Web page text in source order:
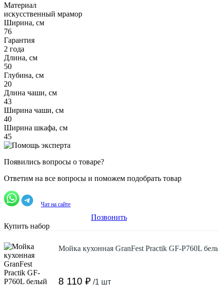
Материал
искусственный мрамор
Ширина, см
76
Гарантия
2 года
Длина, см
50
Глубина, см
20
Длина чаши, см
43
Ширина чаши, см
40
Ширина шкафа, см
45
Появились вопросы о товаре?
Ответим на все вопросы и поможем подобрать товар
Чат на сайте
Позвонить
Купить набор
Мойка кухонная GranFest Practik GF-P760L
8 110 ₽ /1 шт